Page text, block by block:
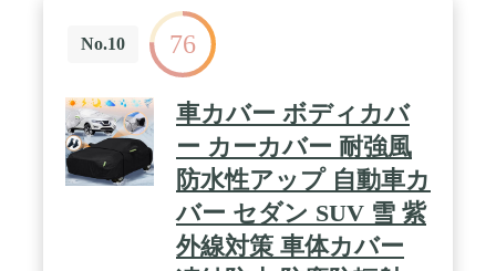
No.10 76
車カバー ボディカバ
ー カーカバー 耐強風
防水性アップ 自動車カ
バー セダン SUV 雪 紫
外線対策 車体カバー